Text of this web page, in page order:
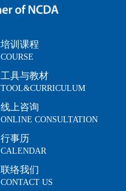
培训课程
COURSE
工具与教材
TOOL&CURRICULUM
线上咨询
ONLINE CONSULTATION
行事历
CALENDAR
联络我们
CONTACT US